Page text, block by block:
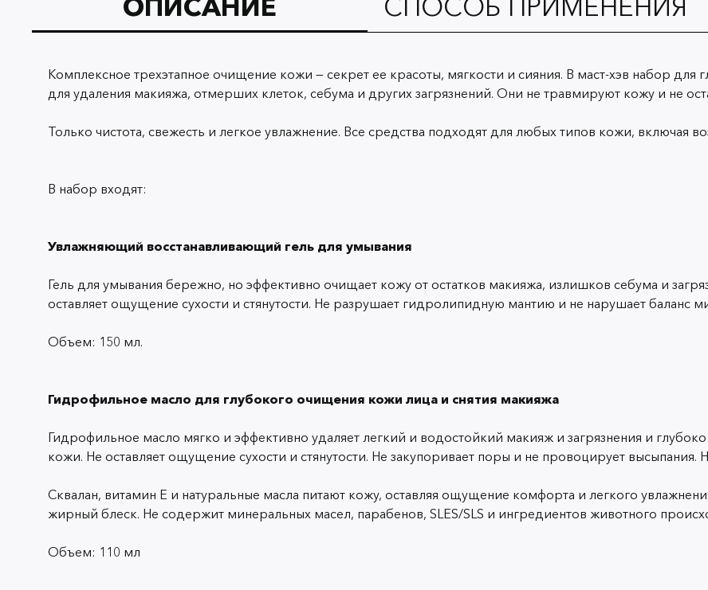
Комплексное трехэтапное очищение кожи — секрет ее красоты, мягкости и сияния. В маст-хэв набор
для удаления макияжа, отмерших клеток, себума и других загрязнений. Они не травмируют кожу и не
Только чистота, свежесть и легкое увлажнение. Все средства подходят для любых типов кожи, включая
В набор входят:
Увлажняющий восстанавливающий гель для умывания
Гель для умывания бережно, но эффективно очищает кожу от остатков макияжа, излишков себума и
оставляет ощущение сухости и стянутости. Не разрушает гидролипидную мантию и не нарушает баланс
Объем: 150 мл.
Гидрофильное масло для глубокого очищения кожи лица и снятия макияжа
Гидрофильное масло мягко и эффективно удаляет легкий и водостойкий макияж и загрязнения и
кожи. Не оставляет ощущение сухости и стянутости. Не закупоривает поры и не провоцирует высыпания.
Сквалан, витамин Е и натуральные масла питают кожу, оставляя ощущение комфорта и легкого
жирный блеск. Не содержит минеральных масел, парабенов, SLES/SLS и ингредиентов животного
Объем: 110 мл